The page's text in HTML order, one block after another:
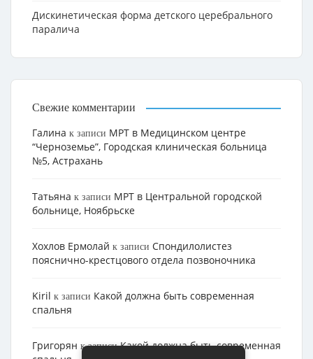
Дискинетическая форма детского церебрального
паралича
Свежие комментарии
Галина к записи МРТ в Медицинском центре
“Черноземье”, Городская клиническая больница
№5, Астрахань
Татьяна к записи МРТ в Центральной городской
больнице, Ноябрьске
Хохлов Ермолай к записи Cпондилолистез
пояснично-крестцового отдела позвоночника
Kiril к записи Какой должна быть современная
спальня
Григорян к записиКакой должна быть современная